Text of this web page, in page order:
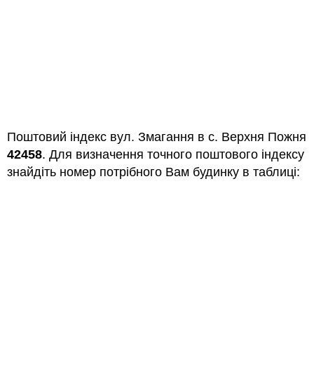
Поштовий індекс вул. Змагання в с. Верхня Пожня
42458. Для визначення точного поштового індексу
знайдіть номер потрібного Вам будинку в таблиці: